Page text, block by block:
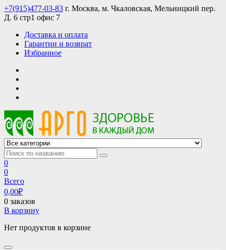
Skip
to
+7(915)477-03-83 г. Москва, м. Чкаловская, Мельницкий пер.
Д. 6 стр1 офис 7
Доставка и оплата
Гарантии и возврат
Избранное
АРГО интернет магазин, доставка в Москве и по всей России
АРГО каталог каталог продукции, официальные цены
0
0
Всего
0,00₽
0 заказов
В корзину
Нет продуктов в корзине